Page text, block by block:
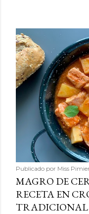
Publicado por Miss
MAGRO DE
RECETA EN
TRADICIONAL